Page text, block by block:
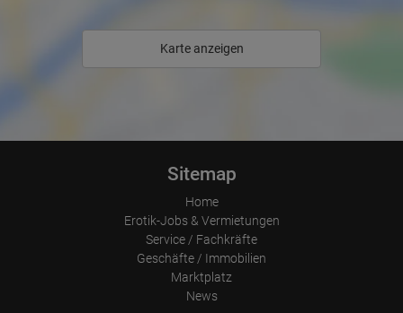
Karte anzeigen
Sitemap
Home
Erotik-Jobs & Vermietungen
Service / Fachkräfte
Geschäfte / Immobilien
Marktplatz
News